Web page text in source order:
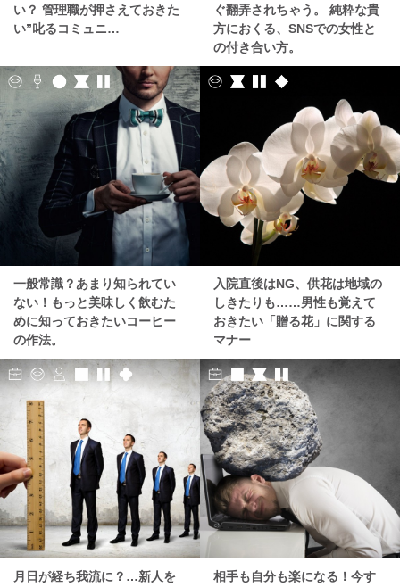
い？ 管理職が押さえておきた
い”叱るコミュニ…
ぐ翻弄されちゃう。 純粋な貴
方におくる、SNSでの女性と
の付き合い方。
一般常識？あまり知られてい
ない！もっと美味しく飲むた
めに知っておきたいコーヒー
の作法。
入院直後はNG、供花は地域の
しきたりも……男性も覚えて
おきたい「贈る花」に関する
マナー
月日が経ち我流に？…新人を
相手も自分も楽になる！今す